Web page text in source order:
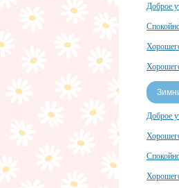
Доброе
Доброе